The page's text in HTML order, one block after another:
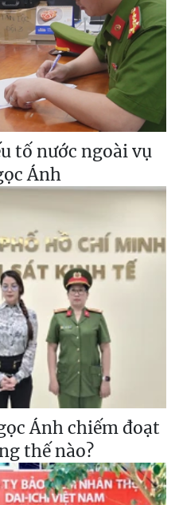
tố nước ngoài vụ
Ánh
Ánh chiếm đoạt
thế nào?